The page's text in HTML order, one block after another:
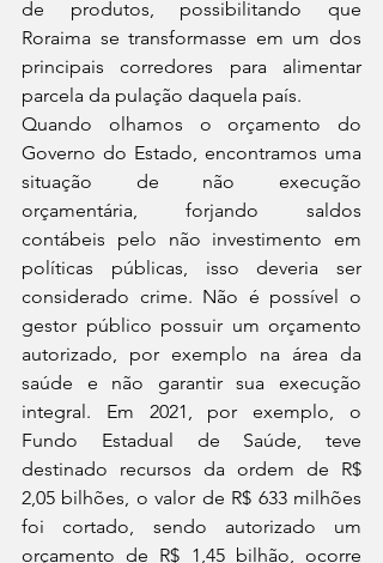
de produtos, possibilitando que
Roraima se transformasse em um dos
principais corredores para alimentar
parcela da pulação daquela país.
Quando olhamos o orçamento do
Governo do Estado, encontramos uma
situação de não execução
orçamentária, forjando saldos
contábeis pelo não investimento em
políticas públicas, isso deveria ser
considerado crime. Não é possível o
gestor público possuir um orçamento
autorizado, por exemplo na área da
saúde e não garantir sua execução
integral. Em 2021, por exemplo, o
Fundo Estadual de Saúde, teve
destinado recursos da ordem de R$
2,05 bilhões, o valor de R$ 633 milhões
foi cortado, sendo autorizado um
orçamento de R$ 1,45 bilhão, ocorre